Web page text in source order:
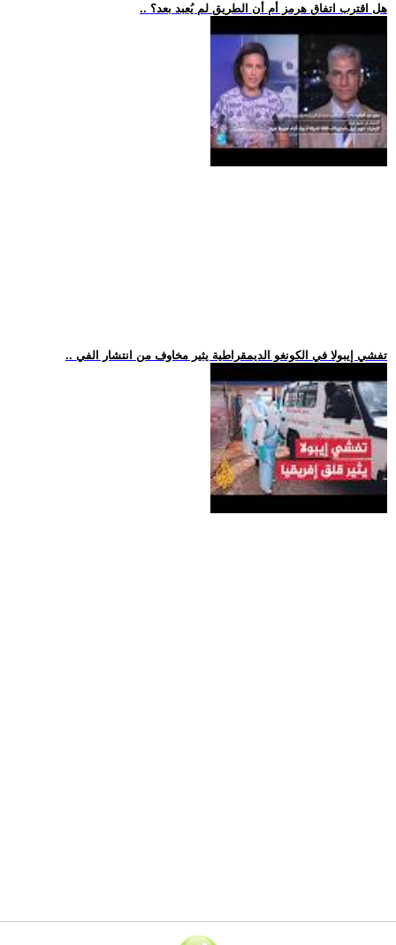
.. هل اقترب اتفاق هرمز أم أن الطريق لم يُعبد بعد؟
.. تفشي إيبولا في الكونغو الديمقراطية يثير مخاوف من انتشار الفي